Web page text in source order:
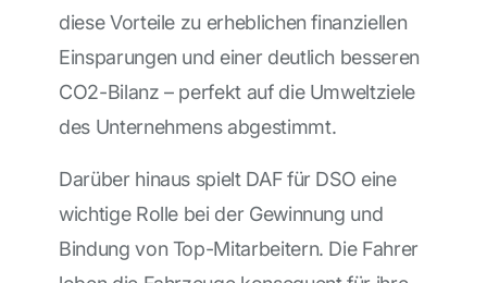
diese Vorteile zu erheblichen finanziellen
Einsparungen und einer deutlich besseren
CO2-Bilanz – perfekt auf die Umweltziele
des Unternehmens abgestimmt.
Darüber hinaus spielt DAF für DSO eine
wichtige Rolle bei der Gewinnung und
Bindung von Top-Mitarbeitern. Die Fahrer